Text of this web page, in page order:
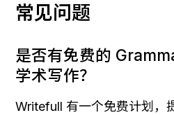
常见问题
是否有免费的
学术写作？
Writefull 有一个免费计划，